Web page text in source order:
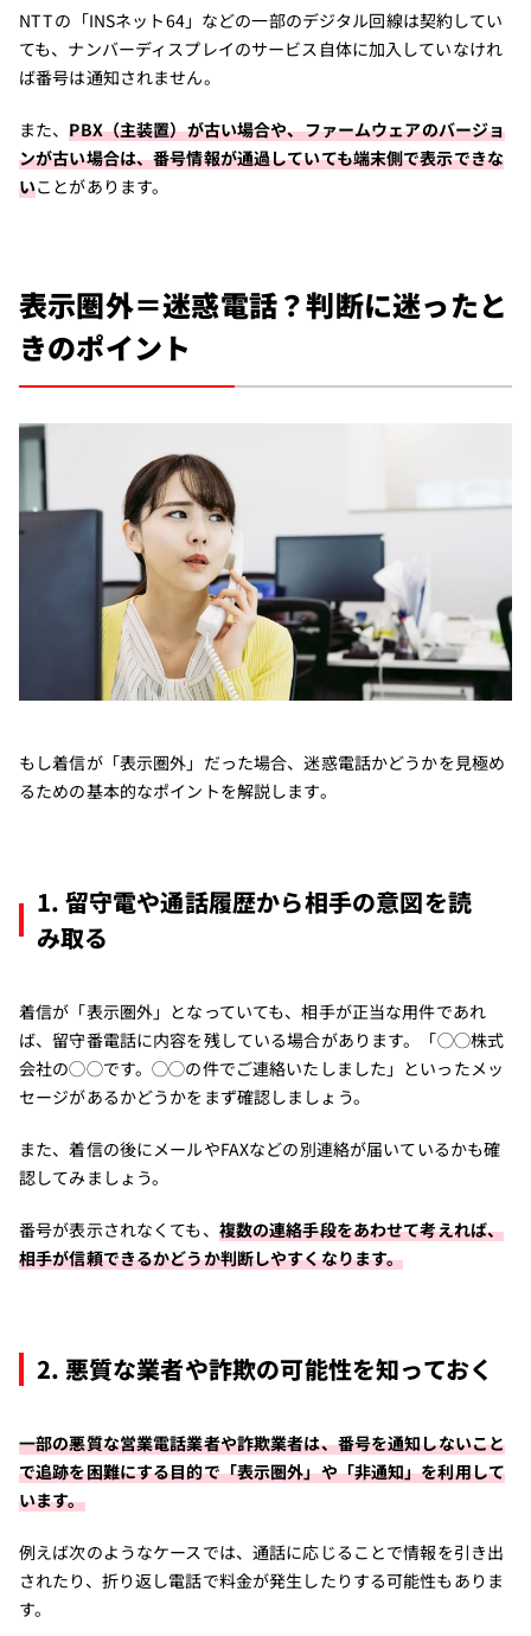
NTTの「INSネット64」などの一部のデジタル回線は契約してい
ても、ナンバーディスプレイのサービス自体に加入していなけれ
ば番号は通知されません。
また、PBX（主装置）が古い場合や、ファームウェアのバージョ
ンが古い場合は、番号情報が通過していても端末側で表示できな
いことがあります。
表示圏外＝迷惑電話？判断に迷ったと
きのポイント
もし着信が「表示圏外」だった場合、迷惑電話かどうかを見極め
るための基本的なポイントを解説します。
1. 留守電や通話履歴から相手の意図を読
み取る
着信が「表示圏外」となっていても、相手が正当な用件であれ
ば、留守番電話に内容を残している場合があります。「◯◯株式
会社の◯◯です。◯◯の件でご連絡いたしました」といったメッ
セージがあるかどうかをまず確認しましょう。
また、着信の後にメールやFAXなどの別連絡が届いているかも確
認してみましょう。
番号が表示されなくても、 複数の連絡手段をあわせて考えれば、
相手が信頼できるかどうか判断しやすくなります。
2. 悪質な業者や詐欺の可能性を知っておく
一部の悪質な営業電話業者や詐欺業者は、番号を通知しないこと
で追跡を困難にする目的で「表示圏外」や「非通知」を利用して
います。
例えば次のようなケースでは、通話に応じることで情報を引き出
されたり、折り返し電話で料金が発生したりする可能性もありま
す。